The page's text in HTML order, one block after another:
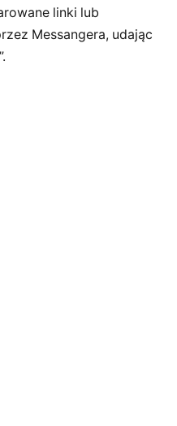
linki lub
Messangera, udając